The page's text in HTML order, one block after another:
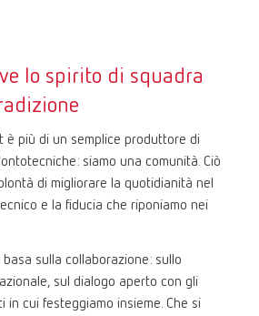
lo spirito di squadra
è più di un semplice produttore di
siamo una comunità. Ciò
di migliorare la quotidianità nel
e la fiducia che riponiamo nei
sulla collaborazione: sullo
sul dialogo aperto con gli
in cui festeggiamo insieme. Che si